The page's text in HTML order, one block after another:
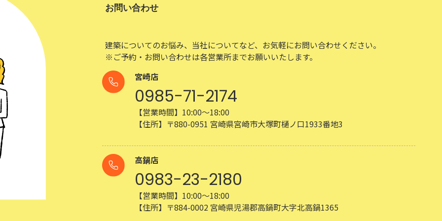
お問い合わせ
建築についてのお悩み、当社についてなど、お気軽にお問い合わせください。
※ご予約・お問い合わせは各営業所までお願いいたします。
宮崎店
0985-71-2174
【営業時間】10:00～18:00
【住所】〒880-0951 宮崎県宮崎市大塚町樋ノ口1933番地3
高鍋店
0983-23-2180
【営業時間】10:00～18:00
【住所】〒884-0002 宮崎県児湯郡高鍋町大字北高鍋1365